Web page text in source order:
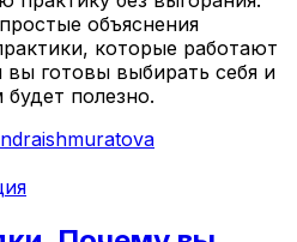
объяснения
которые работают
готовы выбирать себя и
полезно.